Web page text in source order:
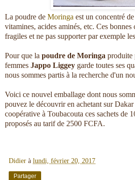
La poudre de Moringa est un concentré
vitamines, acides aminés, etc. Ces bonnes
fragiles et ne pas supporter par exemple
Pour que la poudre de Moringa produite
femmes Jappo Liggey garde toutes ses
nous sommes partis à la recherche d'un
Voici ce nouvel emballage dont nous
pouvez le découvrir en achetant sur
coopérative à Toubacouta ces sachets de
proposés au tarif de 2500 FCFA.
Didier à lundi, février 20, 2017
Partager